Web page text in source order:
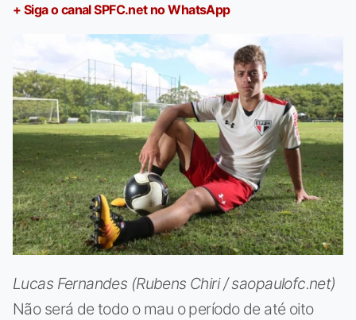
+ Siga o canal SPFC.net no WhatsApp
Lucas Fernandes (Rubens Chiri / saopaulofc.net)
Não será de todo o mau o período de até oito